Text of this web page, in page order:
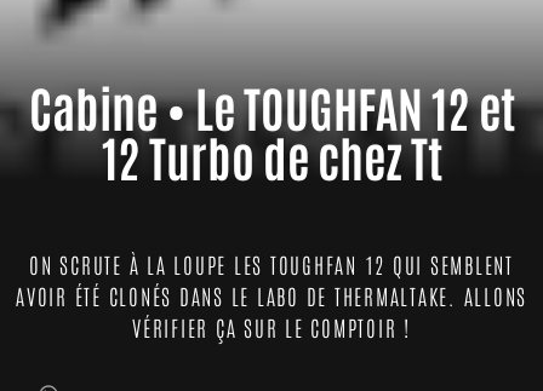
Cabine • Le TOUGHFAN 12 et
12 Turbo de chez Tt
ON SCRUTE À LA LOUPE LES TOUGHFAN 12 QUI SEMBLENT
AVOIR ÉTÉ CLONÉS DANS LE LABO DE THERMALTAKE. ALLONS
VÉRIFIER ÇA SUR LE COMPTOIR !